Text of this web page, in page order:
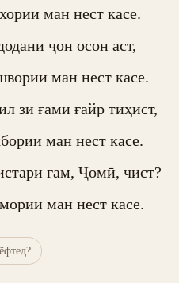
ман нест касе.
ҷон осон аст,
ман нест касе.
зи ғами ғайр тиҳист,
ман нест касе.
ғам, Ҷомӣ, чист?
ман нест касе.